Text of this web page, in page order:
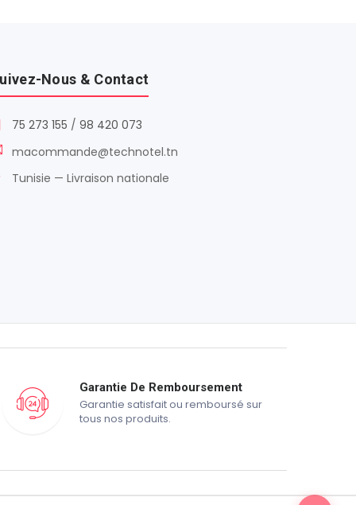
Nous & Contact
75 273 155 / 98 420 073
macommande@technotel.tn
Tunisie — Livraison nationale
Garantie De Remboursement
Garantie satisfait ou remboursé sur
tous nos produits.